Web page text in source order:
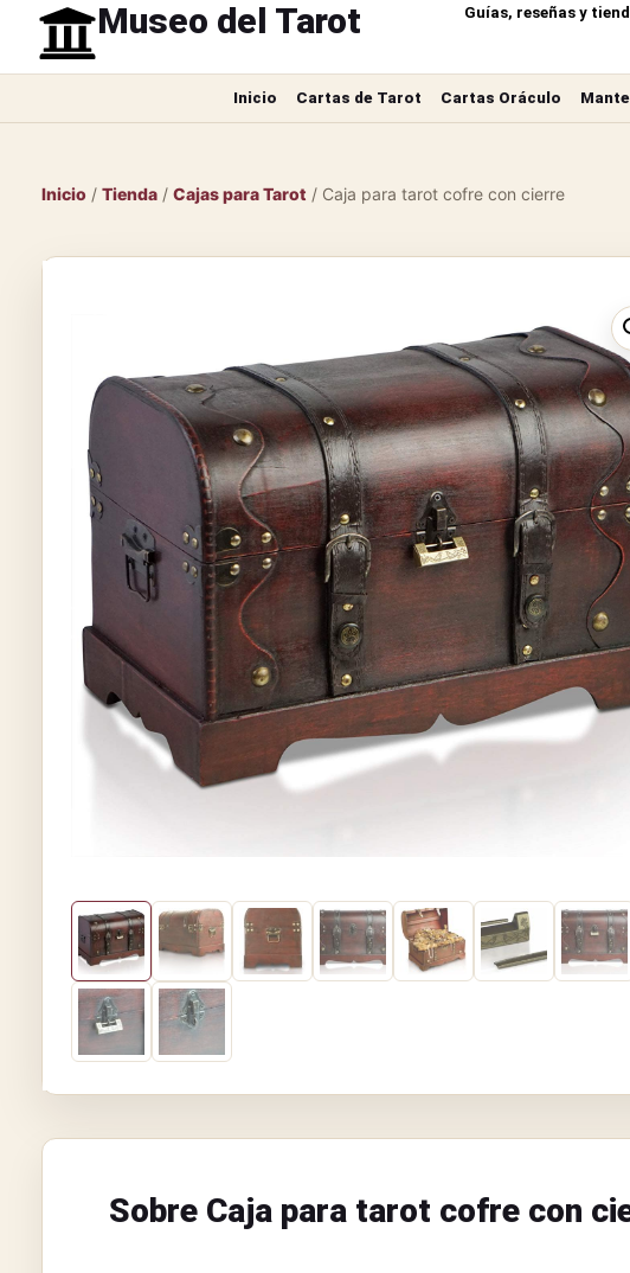
Museo del Tarot Guías, reseñas y
Inicio Cartas de Tarot Cartas Oráculo
Inicio / Tienda / Cajas para Tarot / Caja para tarot cofre con cierre
Sobre Caja para tarot cofre con